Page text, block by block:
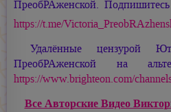
ПреобРАженской.
https://t.me/
Удалённые цензурой
ПреобРАженской на
https://www.brighteon.com/
Все Авторские Видео